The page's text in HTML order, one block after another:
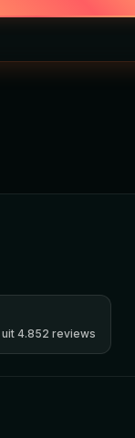
4.852 reviews